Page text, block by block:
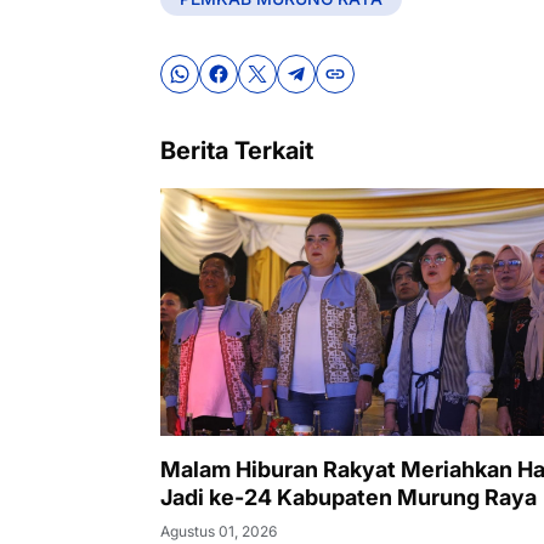
Berita Terkait
Malam Hiburan Rakyat Meriahkan
Jadi ke-24 Kabupaten Murung Raya
Agustus 01, 2026